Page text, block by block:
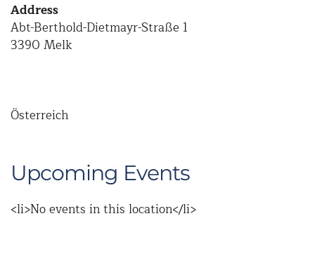
Address
Abt-Berthold-Dietmayr-Straße 1
3390 Melk
Österreich
Upcoming Events
<li>No events in this location</li>